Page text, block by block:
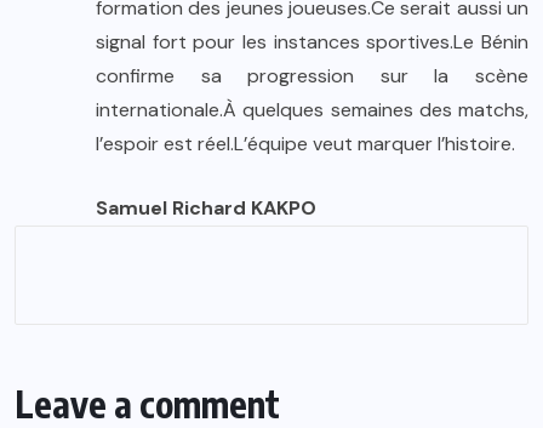
formation des jeunes joueuses.Ce serait aussi un
signal fort pour les instances sportives.Le Bénin
confirme sa progression sur la scène
internationale.À quelques semaines des matchs,
l’espoir est réel.L’équipe veut marquer l’histoire.
Samuel Richard KAKPO
Leave a comment